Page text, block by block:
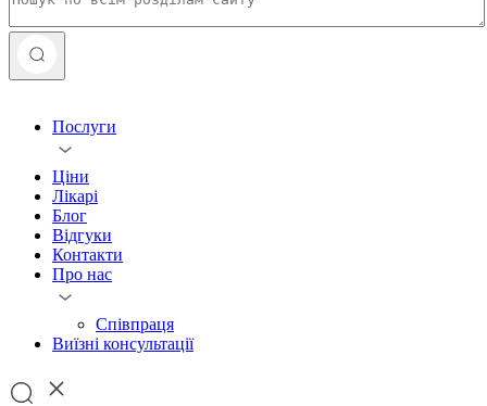
Послуги
Ціни
Лікарі
Блог
Відгуки
Контакти
Про нас
Співпраця
Виїзні консультації